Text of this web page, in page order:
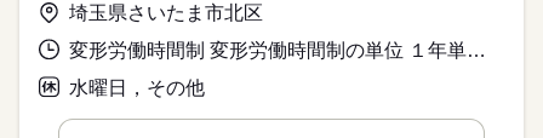
埼玉県さいたま市北区
変形労働時間制 変形労働時間制の単位 １年単位 就業時間１ 9時30分〜19時00分
水曜日，その他